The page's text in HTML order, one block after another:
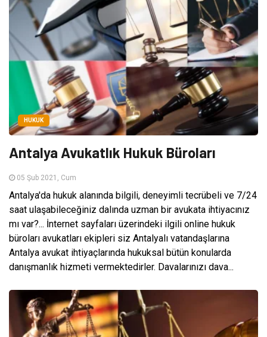
HUKUK
Antalya Avukatlık Hukuk Büroları
05 Şub 2021, Cum
Antalya'da hukuk alanında bilgili, deneyimli tecrübeli ve 7/24
saat ulaşabileceğiniz dalında uzman bir avukata ihtiyacınız
mı var?... İnternet sayfaları üzerindeki ilgili online hukuk
büroları avukatları ekipleri siz Antalyalı vatandaşlarına
Antalya avukat ihtiyaçlarında hukuksal bütün konularda
danışmanlık hizmeti vermektedirler. Davalarınızı dava...